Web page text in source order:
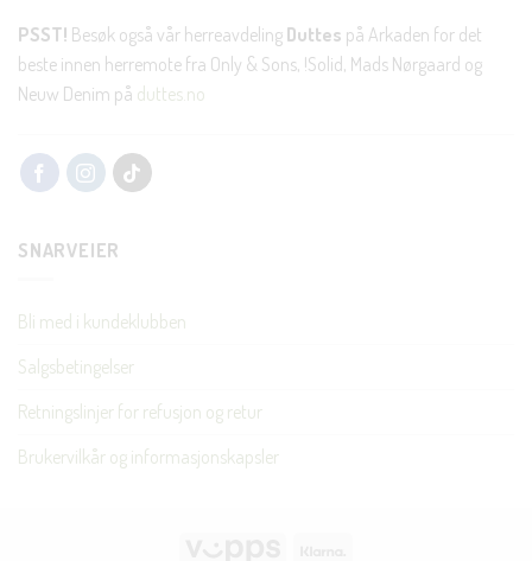
PSST! Besøk også vår herreavdeling Duttes på Arkaden for det
beste innen herremote fra Only & Sons, !Solid, Mads Nørgaard og
Neuw Denim på duttes.no
SNARVEIER
Bli med i kundeklubben
Salgsbetingelser
Retningslinjer for refusjon og retur
Brukervilkår og informasjonskapsler